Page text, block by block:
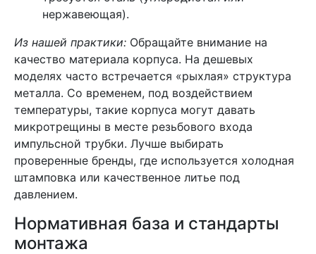
нержавеющая).
Из нашей практики: Обращайте внимание на
качество материала корпуса. На дешевых
моделях часто встречается «рыхлая» структура
металла. Со временем, под воздействием
температуры, такие корпуса могут давать
микротрещины в месте резьбового входа
импульсной трубки. Лучше выбирать
проверенные бренды, где используется холодная
штамповка или качественное литье под
давлением.
Нормативная база и стандарты
монтажа